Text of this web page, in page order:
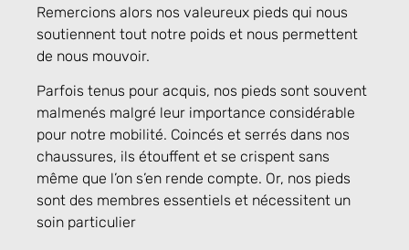
Remercions alors nos valeureux pieds qui nous
soutiennent tout notre poids et nous permettent
de nous mouvoir.
Parfois tenus pour acquis, nos pieds sont souvent
malmenés malgré leur importance considérable
pour notre mobilité. Coincés et serrés dans nos
chaussures, ils étouffent et se crispent sans
même que l’on s’en rende compte. Or, nos pieds
sont des membres essentiels et nécessitent un
soin particulier